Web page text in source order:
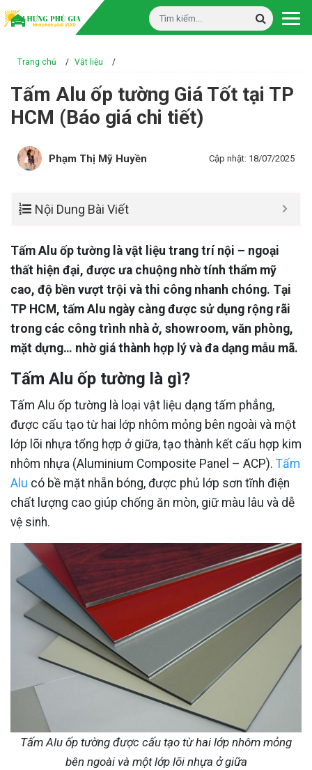
Trang chủ / Vật liệu /
Tấm Alu ốp tường Giá Tốt tại TP
HCM (Báo giá chi tiết)
Phạm Thị Mỹ Huyền Cập nhật: 18/07/2025
Nội Dung Bài Viết
Tấm Alu ốp tường là vật liệu trang trí nội – ngoại
thất hiện đại, được ưa chuộng nhờ tính thẩm mỹ
cao, độ bền vượt trội và thi công nhanh chóng. Tại
TP HCM, tấm Alu ngày càng được sử dụng rộng rãi
trong các công trình nhà ở, showroom, văn phòng,
mặt dựng… nhờ giá thành hợp lý và đa dạng mẫu mã.
Tấm Alu ốp tường là gì?
Tấm Alu ốp tường là loại vật liệu dạng tấm phẳng,
được cấu tạo từ hai lớp nhôm mỏng bên ngoài và một
lớp lõi nhựa tổng hợp ở giữa, tạo thành kết cấu hợp kim
nhôm nhựa (Aluminium Composite Panel – ACP). Tấm
Alu có bề mặt nhẵn bóng, được phủ lớp sơn tĩnh điện
chất lượng cao giúp chống ăn mòn, giữ màu lâu và dễ
vệ sinh.
Tấm Alu ốp tường được cấu tạo từ hai lớp nhôm mỏng
bên ngoài và một lớp lõi nhựa ở giữa